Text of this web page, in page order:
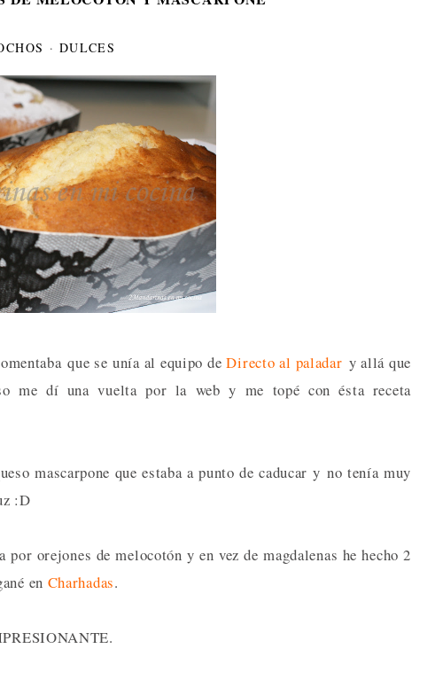
· DULCES
que se unía al equipo deDirecto al paladar y allá que
me dí una vuelta por la web y me topé con ésta receta
mascarpone que estaba a punto de caducar y no tenía muy
:D
orejones de melocotón y en vez de magdalenas he hecho 2
en Charhadas.